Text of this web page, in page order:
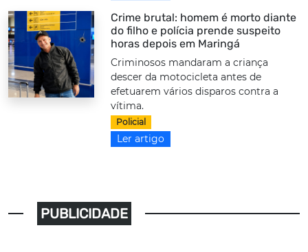
Crime brutal: homem é morto diante
do filho e polícia prende suspeito
horas depois em Maringá
Criminosos mandaram a criança
descer da motocicleta antes de
efetuarem vários disparos contra a
vítima.
Policial
Ler artigo
PUBLICIDADE